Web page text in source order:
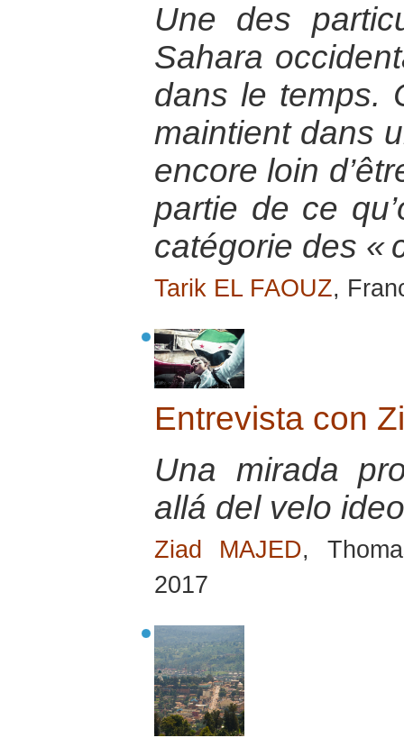
Une des
Sahara
dans le temps.
maintient dans
encore loin
partie de ce
catégorie des «
Tarik EL FAOUZ,
Entrevista con
Una mirada
allá del velo
Ziad MAJED,
2017